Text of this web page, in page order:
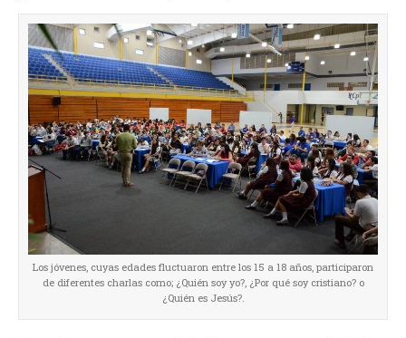
Los jóvenes, cuyas edades fluctuaron entre los 15 a 18 años, participaron
de diferentes charlas como; ¿Quién soy yo?, ¿Por qué soy cristiano? o
¿Quién es Jesús?.